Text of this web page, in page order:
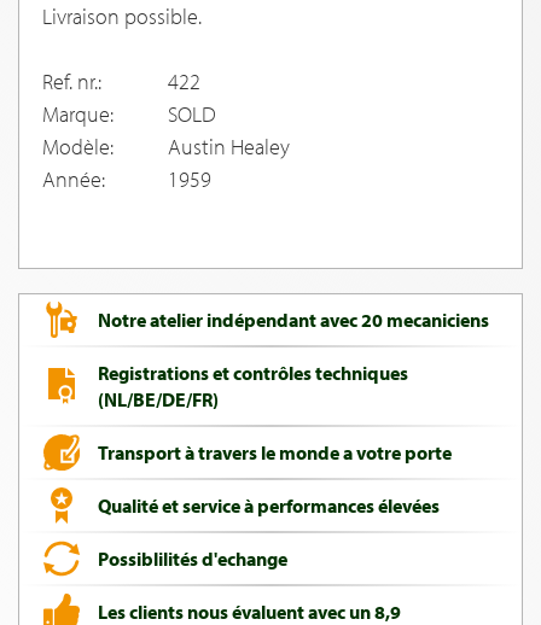
Livraison possible.
Ref. nr.:
422
Marque:
SOLD
Modèle:
Austin Healey
Année:
1959
Notre atelier indépendant avec 20 mecaniciens
Registrations et contrôles techniques
(NL/BE/DE/FR)
Transport à travers le monde a votre porte
Qualité et service à performances élevées
Possiblilités d'echange
Les clients nous évaluent avec un 8,9